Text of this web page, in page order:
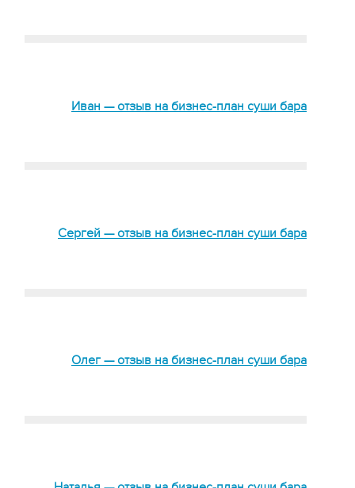
Иван — отзыв на бизнес-план суши бара
Сергей — отзыв на бизнес-план суши бара
Олег — отзыв на бизнес-план суши бара